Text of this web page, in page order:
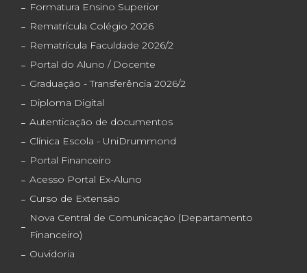
Formatura Ensino Superior
Rematrícula Colégio 2026
Rematrícula Faculdade 2026/2
Portal do Aluno / Docente
Graduação - Transferência 2026/2
Diploma Digital
Autenticação de documentos
Clínica Escola - UniDrummond
Portal Financeiro
Acesso Portal Ex-Aluno
Curso de Extensão
Nova Central de Comunicação (Departamento
Financeiro)
Ouvidoria